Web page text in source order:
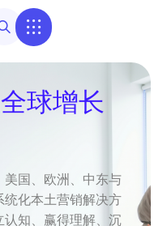
全球增长
美国、欧洲、中东与
统化本土营销解决方
认知、赢得理解、沉